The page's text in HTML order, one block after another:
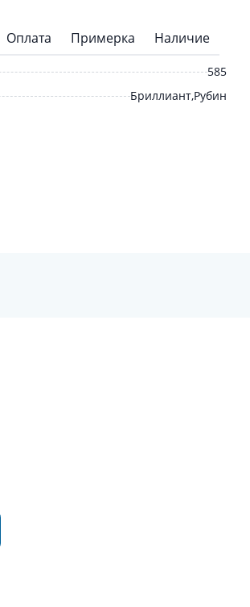
Оплата Примерка Наличие
585
Бриллиант,Рубин